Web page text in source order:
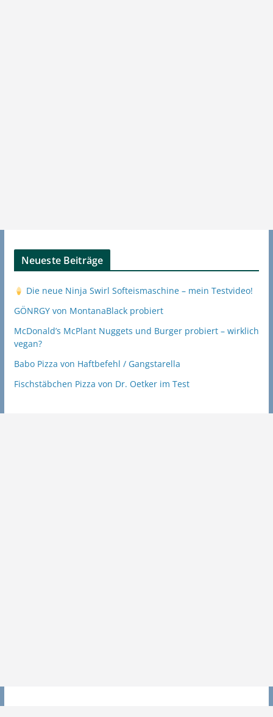
Neueste Beiträge
Die neue Ninja Swirl Softeismaschine – mein Testvideo!
GÖNRGY von MontanaBlack probiert
McDonald’s McPlant Nuggets und Burger probiert – wirklich
vegan?
Babo Pizza von Haftbefehl / Gangstarella
Fischstäbchen Pizza von Dr. Oetker im Test